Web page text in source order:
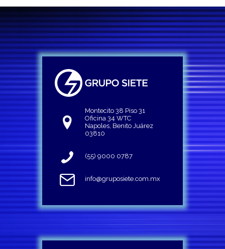
Montecito 38 Piso 31
Oficina 34 WTC
Napoles, Benito Juárez
03810
(55) 9000 0787
info@gruposiete.com.mx